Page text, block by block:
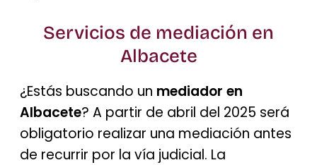
Servicios de mediación en
Albacete
¿Estás buscando un mediador en
Albacete? A partir de abril del 2025 será
obligatorio realizar una mediación antes
de recurrir por la vía judicial. La